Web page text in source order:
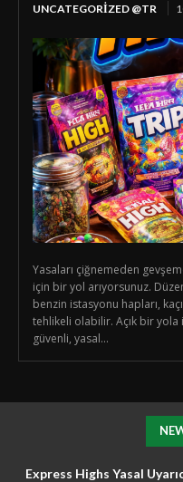
UNCATEGORIZED @TR
Yasaları çiğnemeden
için bir yol arıyorsunuz.
benzin istasyonu hapları,
tehlikeli olabilir. Açık bir yola
güvenli, yasal...
Express Highs Yasal
Express Highs